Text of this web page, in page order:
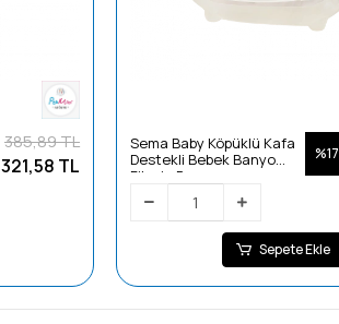
385,89 TL
321,58 TL
Sema Baby Köpüklü Kafa
Destekli Bebek Banyo
Filesi - Beyaz
%17
Sepete Ekle